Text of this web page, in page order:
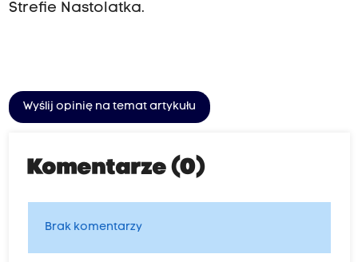
Strefie Nastolatka.
Wyślij opinię na temat artykułu
Komentarze (0)
Brak komentarzy